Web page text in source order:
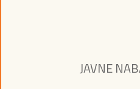
JAVNE